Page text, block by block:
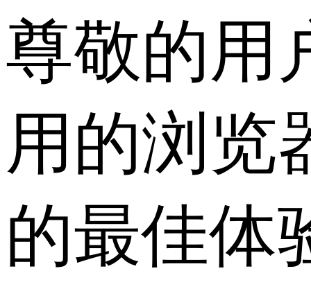
尊敬的用
用的浏览
的最佳体